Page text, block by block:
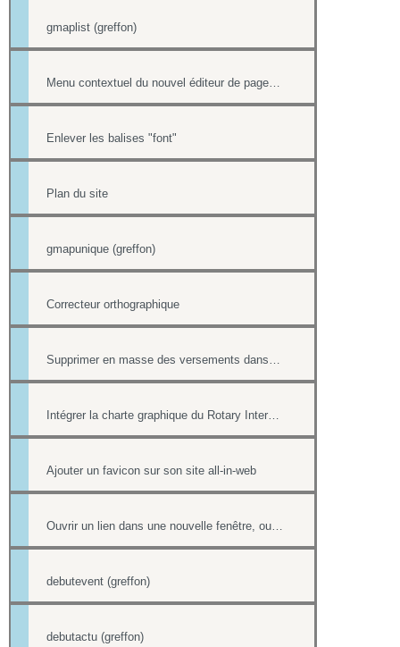
gmaplist (greffon)
Enlever les balises "font"
Plan du site
gmapunique (greffon)
Correcteur orthographique
Ajouter un favicon sur son site all-in-web
debutevent (greffon)
debutactu (greffon)